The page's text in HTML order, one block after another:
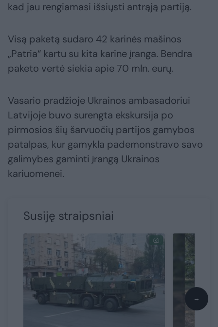
kad jau rengiamasi išsiųsti antrąją partiją.
Visą paketą sudaro 42 karinės mašinos
„Patria“ kartu su kita karine įranga. Bendra
paketo vertė siekia apie 70 mln. eurų.
Vasario pradžioje Ukrainos ambasadoriui
Latvijoje buvo surengta ekskursija po
pirmosios šių šarvuočių partijos gamybos
patalpas, kur gamykla pademonstravo savo
galimybes gaminti įrangą Ukrainos
kariuomenei.
Susiję straipsniai
→